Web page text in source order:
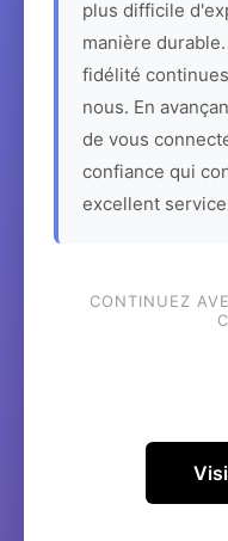
plus difficile
manière
fidélité
nous. En
de vous
confiance qui
excellent
CONTINUEZ